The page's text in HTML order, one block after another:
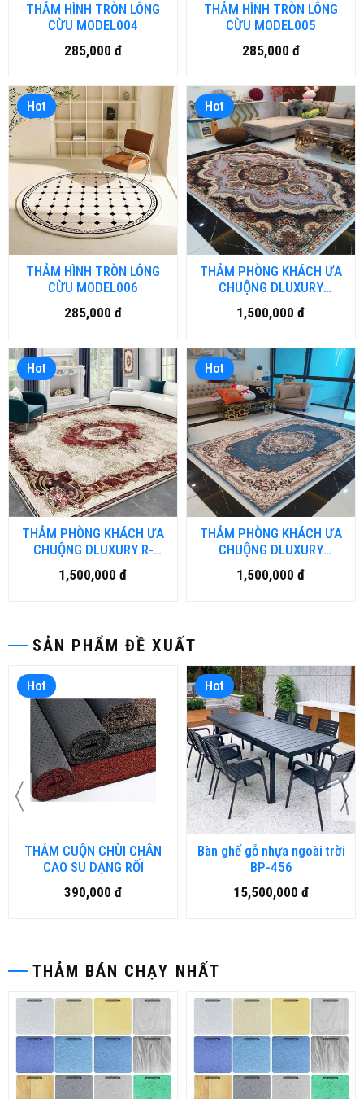
SẢN PHẨM ĐỀ XUẤT
Hot
THẢM CUỘN CHÙI CHÂN
CAO SU DẠNG RỐI
390,000 đ
Hot
Bàn ghế gỗ nhựa ngoài trời
BP-456
15,500,000 đ
THẢM BÁN CHẠY NHẤT
THẢM HÌNH TRÒN LÔNG
CỪU MODEL004
285,000 đ
THẢM HÌNH TRÒN LÔNG
CỪU MODEL005
285,000 đ
Hot
THẢM HÌNH TRÒN LÔNG
CỪU MODEL006
285,000 đ
Hot
THẢM PHÒNG KHÁCH ƯA
CHUỘNG DLUXURY
VINTAGE
1,500,000 đ
Hot
THẢM PHÒNG KHÁCH ƯA
CHUỘNG DLUXURY R-
CLASSIC
1,500,000 đ
Hot
THẢM PHÒNG KHÁCH ƯA
CHUỘNG DLUXURY
VINTAGE
1,500,000 đ